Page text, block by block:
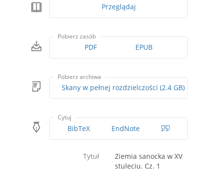
Przeglądaj
Pobierz zasób
PDF EPUB
Pobierz archiwa
Skany w pełnej rozdzielczości (2.4 GB)
Cytuj
BibTeX EndNote
Tytuł
Ziemia sanocka w XV
stuleciu. Cz. 1